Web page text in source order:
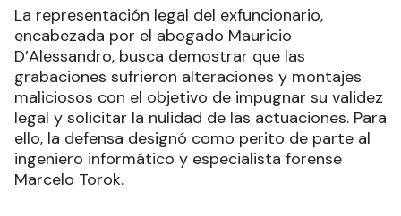
La representación legal del exfuncionario,
encabezada por el abogado Mauricio
D’Alessandro, busca demostrar que las
grabaciones sufrieron alteraciones y montajes
maliciosos con el objetivo de impugnar su validez
legal y solicitar la nulidad de las actuaciones. Para
ello, la defensa designó como perito de parte al
ingeniero informático y especialista forense
Marcelo Torok.